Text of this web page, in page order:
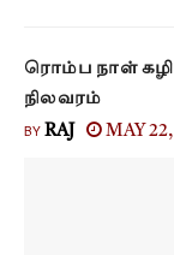
ரொம்ப நாள்
நிலவரம்
BY RAJ MAY